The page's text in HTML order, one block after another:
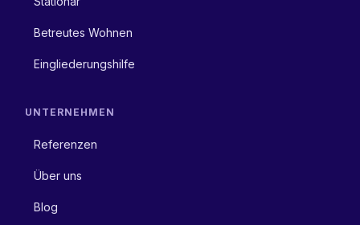
Betreutes Wohnen
Eingliederungshilfe
UNTERNEHMEN
Referenzen
Über uns
Blog